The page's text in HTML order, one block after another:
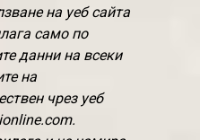
на уеб сайта
само по
данни на всеки
на
чрез уеб